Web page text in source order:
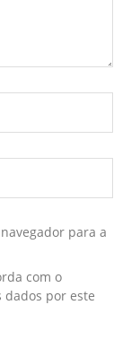
para a
com o
por este